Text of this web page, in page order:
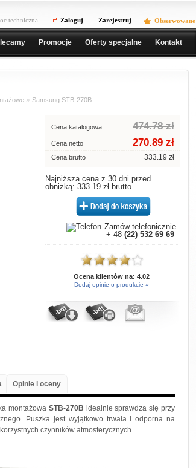
techniczna Zaloguj Zarejestruj Obserwowane
Promocje Oferty specjalne Kontakt
» Samsung STB-270B
Cena katalogowa 474.78 zł
Cena netto 270.89 zł
Cena brutto 333.19 zł
Najniższa cena z 30 dni przed
obniżką: 333.19 zł brutto
Zamów telefonicznie
+ 48 (22) 532 69 69
Ocena klientów na: 4.02
Dodaj opinie o produkcie »
Opinie i oceny
montażowa STB-270B idealnie sprawdza się przy
Puszka jest wyjątkowo trwała i odporna na
czynników atmosferycznych.